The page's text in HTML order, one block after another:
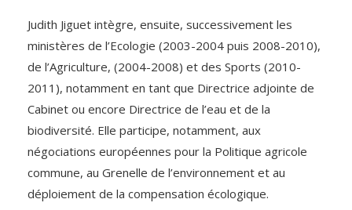
Judith Jiguet intègre, ensuite, successivement les
ministères de l’Ecologie (2003-2004 puis 2008-2010),
de l’Agriculture, (2004-2008) et des Sports (2010-
2011), notamment en tant que Directrice adjointe de
Cabinet ou encore Directrice de l’eau et de la
biodiversité. Elle participe, notamment, aux
négociations européennes pour la Politique agricole
commune, au Grenelle de l’environnement et au
déploiement de la compensation écologique.